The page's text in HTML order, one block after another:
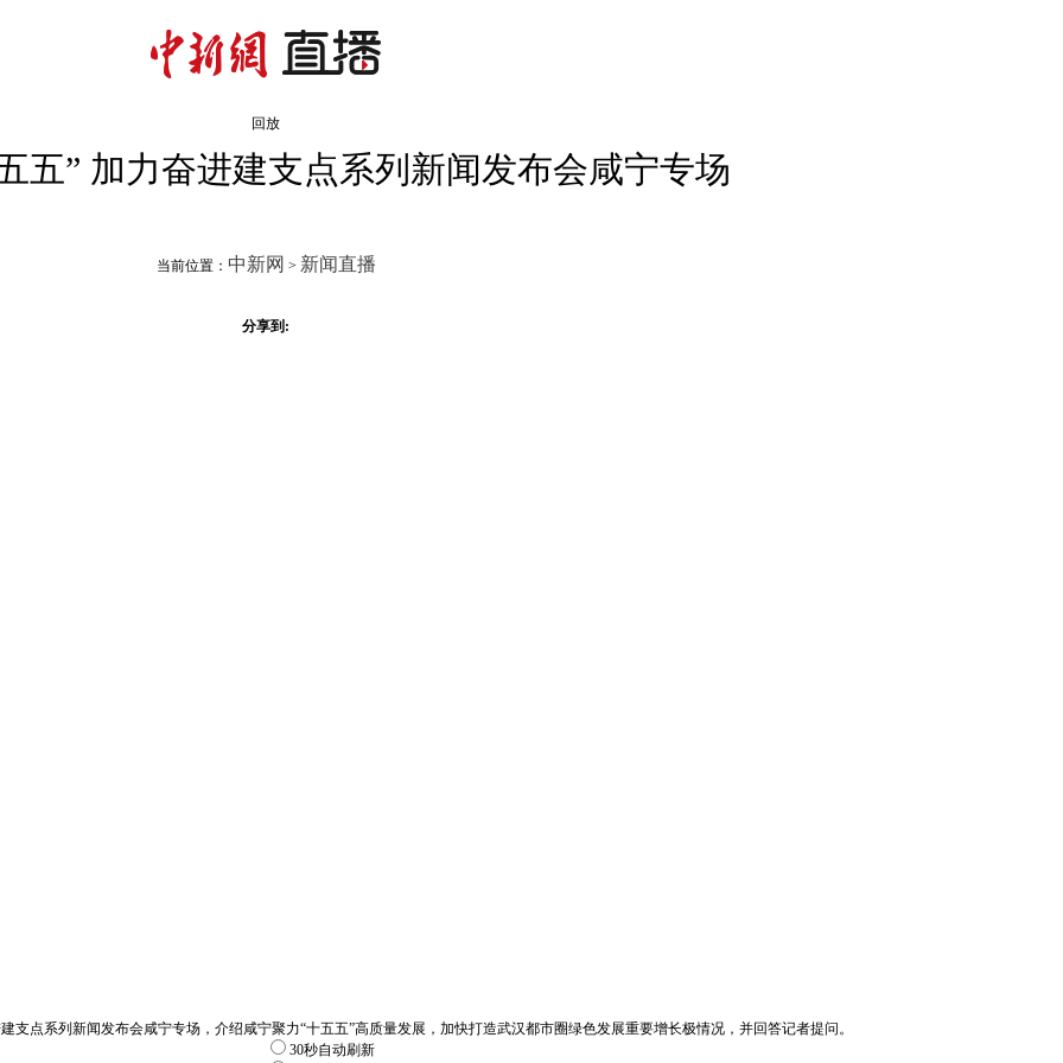
回放
五” 加力奋进建支点系列新闻发布会咸宁专场
当前位置： 中新网 > 新闻直播
分享到:
支点系列新闻发布会咸宁专场，介绍咸宁聚力“十五五”高质量发展，加快打造武汉都市圈绿色发展重要增长极情况，并回答记者提问。
30秒自动刷新